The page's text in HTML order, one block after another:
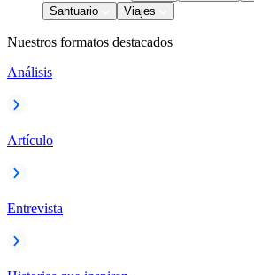
Santuario
Viajes
Nuestros formatos destacados
Análisis
Artículo
Entrevista